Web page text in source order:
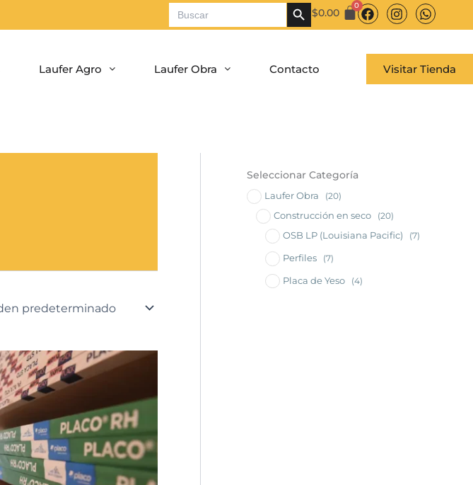
Buscar:
F
a
c
o
I
n
s
g
r
W
h
a
a
p
$0.00
Laufer Agro Laufer Obra Contacto Visitar Tienda
Seleccionar Categoría
Laufer Obra (20)
Construcción en seco (20)
OSB LP (Louisiana Pacific) (7)
Perfiles (7)
Placa de Yeso (4)